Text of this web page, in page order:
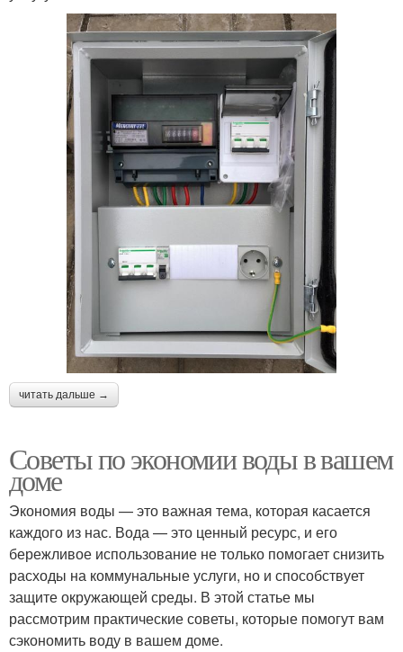
читать дальше →
Советы по экономии воды в вашем
доме
Экономия воды — это важная тема, которая касается
каждого из нас. Вода — это ценный ресурс, и его
бережливое использование не только помогает снизить
расходы на коммунальные услуги, но и способствует
защите окружающей среды. В этой статье мы
рассмотрим практические советы, которые помогут вам
сэкономить воду в вашем доме.